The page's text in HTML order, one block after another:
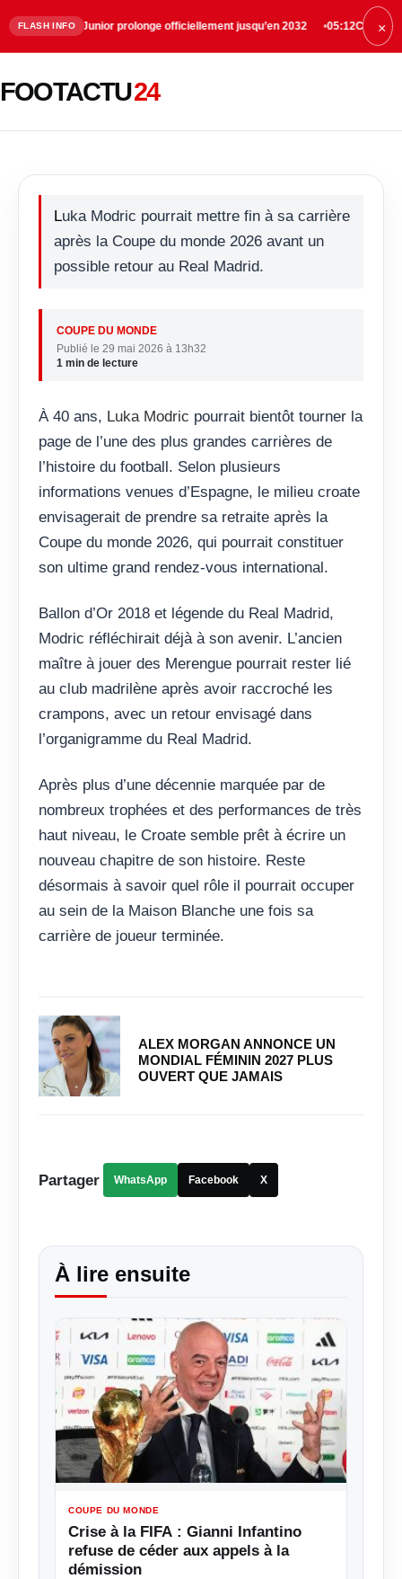
FLASH INFO
Junior prolonge officiellement jusqu’en 2032 05:12Chelsea trouve un×
FOOTACTU24
l’après-carrière
Luka Modric pourrait mettre fin à sa carrière
après la Coupe du monde 2026 avant un
possible retour au Real Madrid.
COUPE DU MONDE
Publié le 29 mai 2026 à 13h32
1 min de lecture
À 40 ans, Luka Modric pourrait bientôt tourner la
page de l’une des plus grandes carrières de
l’histoire du football. Selon plusieurs
informations venues d’Espagne, le milieu croate
envisagerait de prendre sa retraite après la
Coupe du monde 2026, qui pourrait constituer
son ultime grand rendez-vous international.
Ballon d’Or 2018 et légende du Real Madrid,
Modric réfléchirait déjà à son avenir. L’ancien
maître à jouer des Merengue pourrait rester lié
au club madrilène après avoir raccroché les
crampons, avec un retour envisagé dans
l’organigramme du Real Madrid.
Après plus d’une décennie marquée par de
nombreux trophées et des performances de très
haut niveau, le Croate semble prêt à écrire un
nouveau chapitre de son histoire. Reste
désormais à savoir quel rôle il pourrait occuper
au sein de la Maison Blanche une fois sa
carrière de joueur terminée.
ALEX MORGAN ANNONCE UN
MONDIAL FÉMININ 2027 PLUS
OUVERT QUE JAMAIS
Partager WhatsApp Facebook X
À lire ensuite
COUPE DU MONDE
Crise à la FIFA : Gianni Infantino
refuse de céder aux appels à la
démission